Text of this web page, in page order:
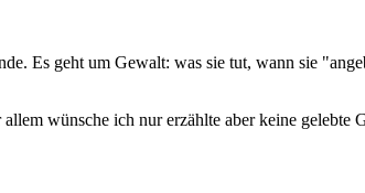
Es geht um Gewalt: was sie tut, wann sie
wünsche ich nur erzählte aber keine gelebte